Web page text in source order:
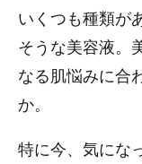
いくつも種類が
そうな美容液。
なる肌悩みに合
か。
特に今、気にな